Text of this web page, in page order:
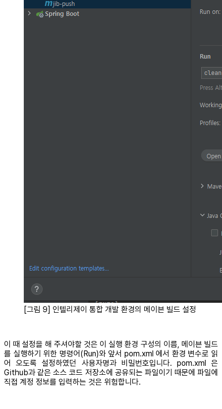
[그림 9] 인텔리제이 통합 개발 환경의 메이븐 빌드 설정
이 때 설정을 해 주셔야할 것은 이 실행 환경 구성의 이름, 메이븐 빌드
를 실행하기 위한 명령어(Run)와 앞서 pom.xml 에서 환경 변수로 읽
어 오도록 설정하였던 사용자명과 비밀번호입니다. pom.xml 은
Github과 같은 소스 코드 저장소에 공유되는 파일이기 때문에 파일에
직접 계정 정보를 입력하는 것은 위험합니다.